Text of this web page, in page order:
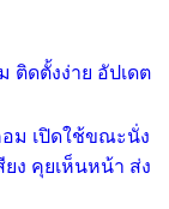
ติดตั้งง่าย อัปเดต
อม เปิดใช้ขณะนั่ง
ง คุยเห็นหน้า ส่ง